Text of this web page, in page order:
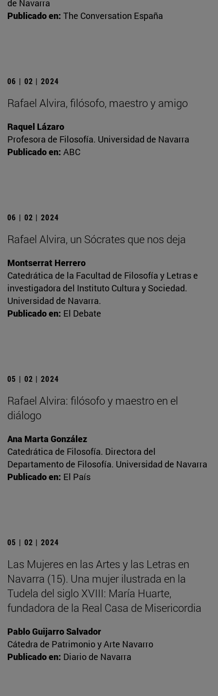
de Navarra
Publicado en: The Conversation España
06 | 02 | 2024
Rafael Alvira, filósofo, maestro y amigo
Raquel Lázaro
Profesora de Filosofía. Universidad de Navarra
Publicado en: ABC
06 | 02 | 2024
Rafael Alvira, un Sócrates que nos deja
Montserrat Herrero
Catedrática de la Facultad de Filosofía y Letras e
investigadora del Instituto Cultura y Sociedad.
Universidad de Navarra.
Publicado en: El Debate
05 | 02 | 2024
Rafael Alvira: filósofo y maestro en el
diálogo
Ana Marta González
Catedrática de Filosofía. Directora del
Departamento de Filosofía. Universidad de Navarra
Publicado en: El País
05 | 02 | 2024
Las Mujeres en las Artes y las Letras en
Navarra (15). Una mujer ilustrada en la
Tudela del siglo XVIII: María Huarte,
fundadora de la Real Casa de Misericordia
Pablo Guijarro Salvador
Cátedra de Patrimonio y Arte Navarro
Publicado en: Diario de Navarra